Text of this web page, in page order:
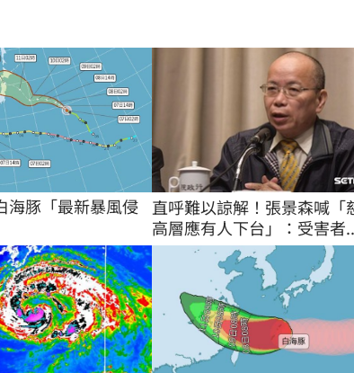
海豚「最新暴風侵
直呼難以諒解！張景森喊「
高層應有人下台」：受害者